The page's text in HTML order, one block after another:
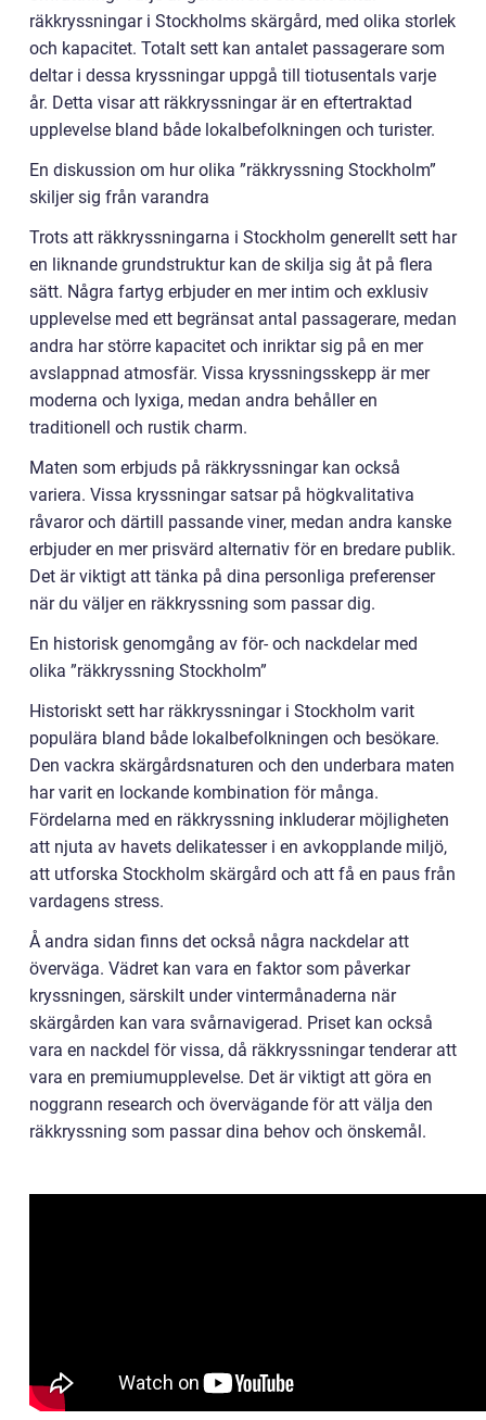
räkkryssningar i Stockholms skärgård, med olika storlek
och kapacitet. Totalt sett kan antalet passagerare som
deltar i dessa kryssningar uppgå till tiotusentals varje
år. Detta visar att räkkryssningar är en eftertraktad
upplevelse bland både lokalbefolkningen och turister.
En diskussion om hur olika ”räkkryssning Stockholm”
skiljer sig från varandra
Trots att räkkryssningarna i Stockholm generellt sett har
en liknande grundstruktur kan de skilja sig åt på flera
sätt. Några fartyg erbjuder en mer intim och exklusiv
upplevelse med ett begränsat antal passagerare, medan
andra har större kapacitet och inriktar sig på en mer
avslappnad atmosfär. Vissa kryssningsskepp är mer
moderna och lyxiga, medan andra behåller en
traditionell och rustik charm.
Maten som erbjuds på räkkryssningar kan också
variera. Vissa kryssningar satsar på högkvalitativa
råvaror och därtill passande viner, medan andra kanske
erbjuder en mer prisvärd alternativ för en bredare publik.
Det är viktigt att tänka på dina personliga preferenser
när du väljer en räkkryssning som passar dig.
En historisk genomgång av för- och nackdelar med
olika ”räkkryssning Stockholm”
Historiskt sett har räkkryssningar i Stockholm varit
populära bland både lokalbefolkningen och besökare.
Den vackra skärgårdsnaturen och den underbara maten
har varit en lockande kombination för många.
Fördelarna med en räkkryssning inkluderar möjligheten
att njuta av havets delikatesser i en avkopplande miljö,
att utforska Stockholm skärgård och att få en paus från
vardagens stress.
Å andra sidan finns det också några nackdelar att
överväga. Vädret kan vara en faktor som påverkar
kryssningen, särskilt under vintermånaderna när
skärgården kan vara svårnavigerad. Priset kan också
vara en nackdel för vissa, då räkkryssningar tenderar att
vara en premiumupplevelse. Det är viktigt att göra en
noggrann research och övervägande för att välja den
räkkryssning som passar dina behov och önskemål.